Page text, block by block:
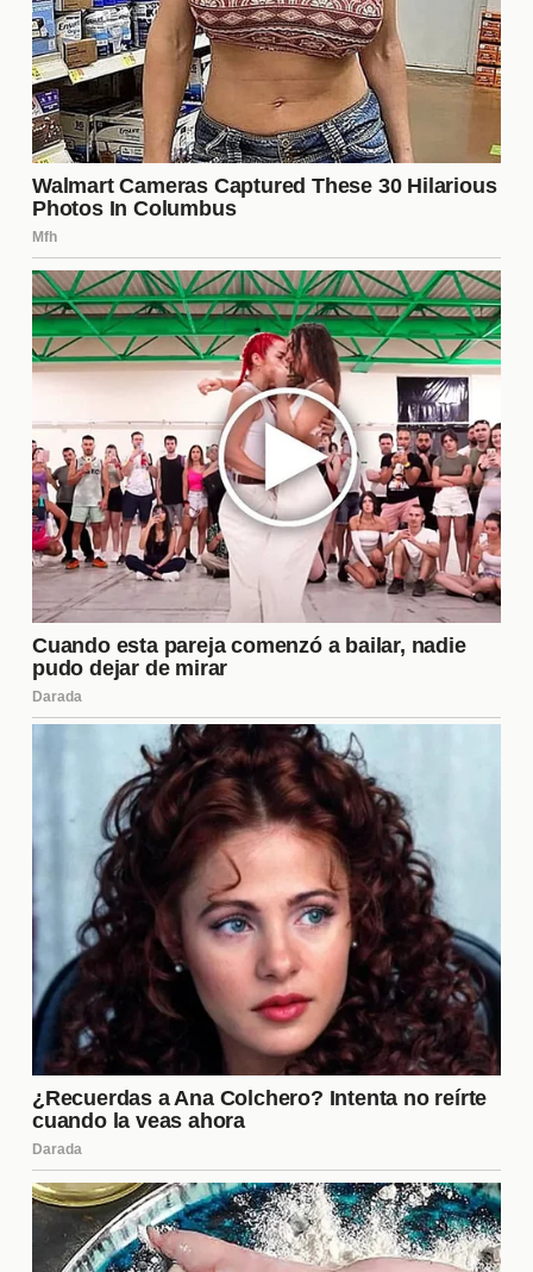
que ambos concursantes tienen personalidades
fuertes y no dudan en expresar sus opiniones. La
tensión ha llevado a que otros participantes
también se vean involucrados, creando un
ambiente de desconfianza y rivalidad.
¿Quién es Cola y por qué se le
considera un infiltrado?
Colaes un concursante que ha generado
controversia debido a su estilo de juego y sus
interacciones con otros participantes. Muchos
espectadores creen que su presencia en la casa no
es genuina y que tiene una agenda oculta, lo que lo
convierte en un posibleinfiltrado. Esta percepción
ha sido alimentada por sus acciones y la forma en
que se relaciona con los demás, lo que ha
suscitado dudas sobre su verdadero propósito en el
programa.
¿Cómo afecta el conflicto a la
dinámica del programa?
El enfrentamiento entre Manu y Charlotte ha tenido
un impacto significativo en ladinámica del
programa. Las tensiones han llevado a que otros
concursantes tomen partido, lo que altera las
alianzas y crea nuevas rivalidades. Además, este
tipo de conflictos suelen atraer más atención de la
audiencia, lo que puede ser beneficioso para el
programa en términos de ratings. Sin embargo,
también puede resultar en un ambiente hostil que
afecte la experiencia de los participantes.
¿Qué estrategias están
utilizando los concursantes?
Los concursantes de "Gran Hermano" están
utilizando diversasestrategiaspara navegar por el
conflicto actual. Algunas de las más comunes